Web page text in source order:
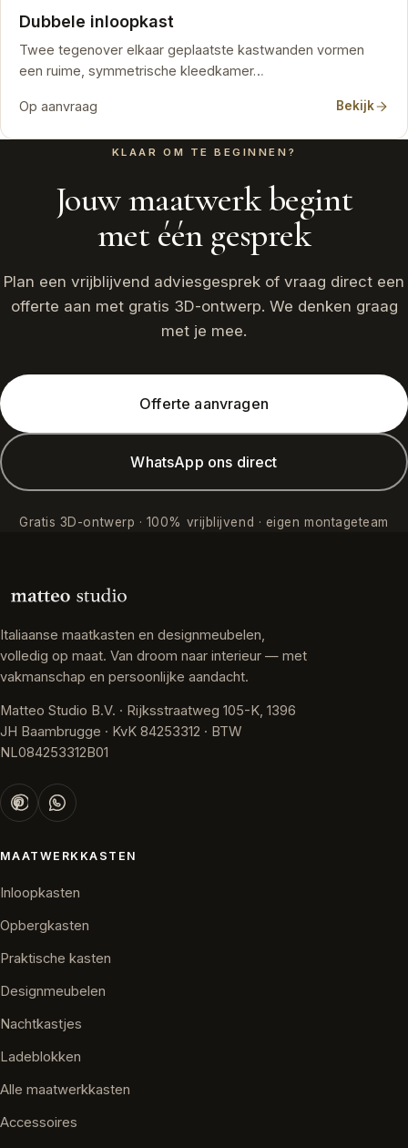
Dubbele inloopkast
Twee tegenover elkaar geplaatste kastwanden vormen
een ruime, symmetrische kleedkamer…
Op aanvraag Bekijk
KLAAR OM TE BEGINNEN?
Jouw maatwerk begint
met één gesprek
Plan een vrijblijvend adviesgesprek of vraag direct een
offerte aan met gratis 3D-ontwerp. We denken graag
met je mee.
Offerte aanvragen
WhatsApp ons direct
Gratis 3D-ontwerp · 100% vrijblijvend · eigen montageteam
Italiaanse maatkasten en designmeubelen,
volledig op maat. Van droom naar interieur — met
vakmanschap en persoonlijke aandacht.
Matteo Studio B.V. · Rijksstraatweg 105-K, 1396
JH Baambrugge · KvK 84253312 · BTW
NL084253312B01
MAATWERKKASTEN
Inloopkasten
Opbergkasten
Praktische kasten
Designmeubelen
Nachtkastjes
Ladeblokken
Alle maatwerkkasten
Accessoires